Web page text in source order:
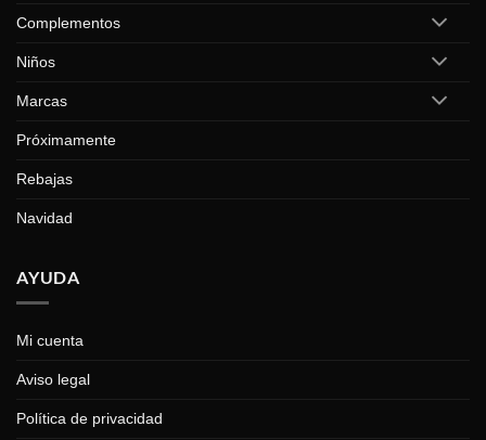
Complementos
Niños
Marcas
Próximamente
Rebajas
Navidad
AYUDA
Mi cuenta
Aviso legal
Política de privacidad